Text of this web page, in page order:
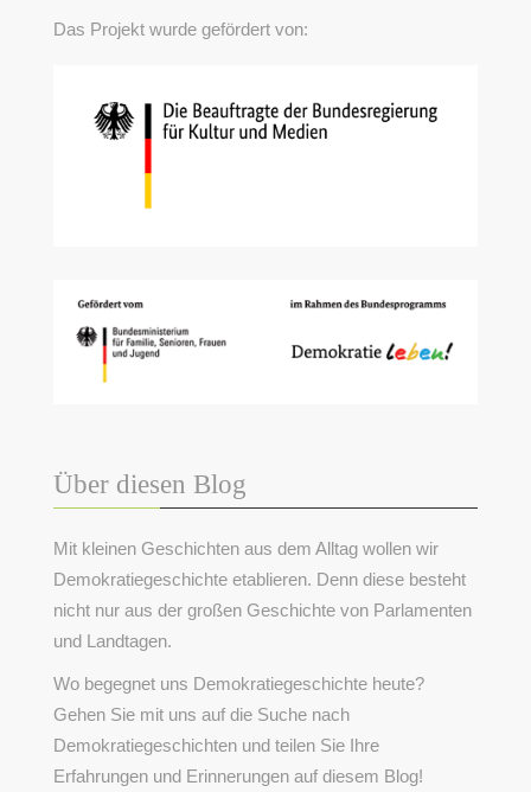
Das Projekt wurde gefördert von:
Über diesen Blog
Mit kleinen Geschichten aus dem Alltag wollen wir
Demokratiegeschichte etablieren. Denn diese besteht
nicht nur aus der großen Geschichte von Parlamenten
und Landtagen.
Wo begegnet uns Demokratiegeschichte heute?
Gehen Sie mit uns auf die Suche nach
Demokratiegeschichten und teilen Sie Ihre
Erfahrungen und Erinnerungen auf diesem Blog!